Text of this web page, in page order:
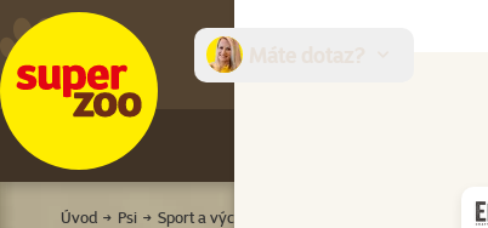
Úvod Psi Sport a výcvik psa Odpuzovače